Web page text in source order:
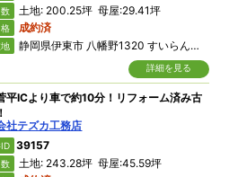
土地: 200.25坪 母屋:29.41坪
成約済
静岡県伊東市 八幡野1320 すいらん荘別荘地
詳細を見る
平ICより車で約10分！リフォーム済み古
社テズカ工務店
39157
土地: 243.28坪 母屋:45.59坪